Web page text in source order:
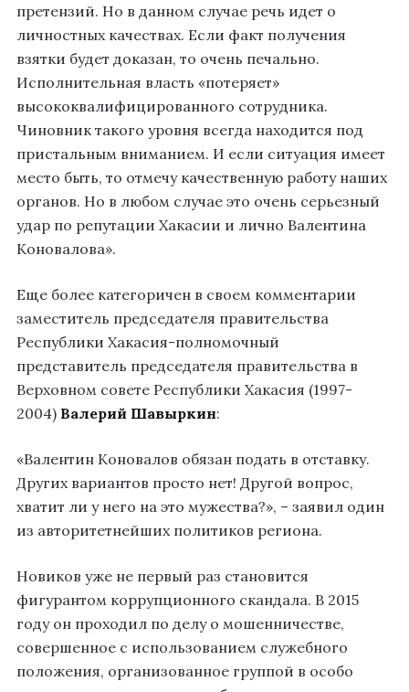
претензий. Но в данном случае речь идет о
личностных качествах. Если факт получения
взятки будет доказан, то очень печально.
Исполнительная власть «потеряет»
высококвалифицированного сотрудника.
Чиновник такого уровня всегда находится под
пристальным вниманием. И если ситуация имеет
место быть, то отмечу качественную работу наших
органов. Но в любом случае это очень серьезный
удар по репутации Хакасии и лично Валентина
Коновалова».
Еще более категоричен в своем комментарии
заместитель председателя правительства
Республики Хакасия-полномочный
представитель председателя правительства в
Верховном совете Республики Хакасия (1997-
2004) Валерий Шавыркин:
«Валентин Коновалов обязан подать в отставку.
Других вариантов просто нет! Другой вопрос,
хватит ли у него на это мужества?», – заявил один
из авторитетнейших политиков региона.
Новиков уже не первый раз становится
фигурантом коррупционного скандала. В 2015
году он проходил по делу о мошенничестве,
совершенное с использованием служебного
положения, организованное группой в особо